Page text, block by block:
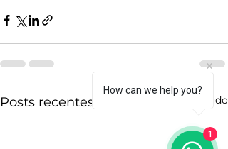
Posts recentes Ver tudo
How can we help you?
1